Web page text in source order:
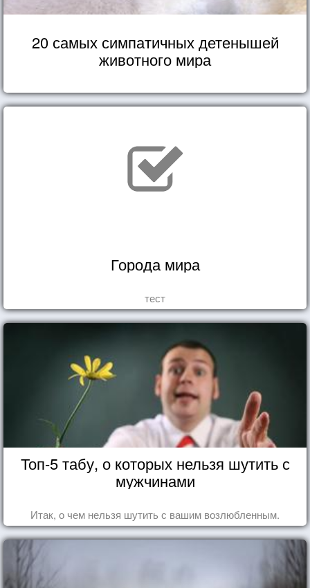
20 самых симпатичных детенышей
животного мира
Города мира
тест
Топ-5 табу, о которых нельзя шутить с
мужчинами
Итак, о чем нельзя шутить с вашим возлюбленным.